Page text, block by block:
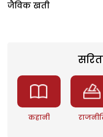
जैविक खती
कहानी